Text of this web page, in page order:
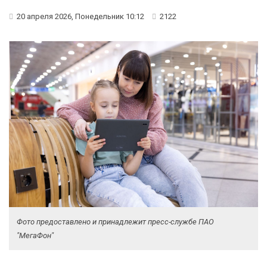
20 апреля 2026, Понедельник 10:12 2122
Фото предоставлено и принадлежит пресс-службе ПАО
"МегаФон"